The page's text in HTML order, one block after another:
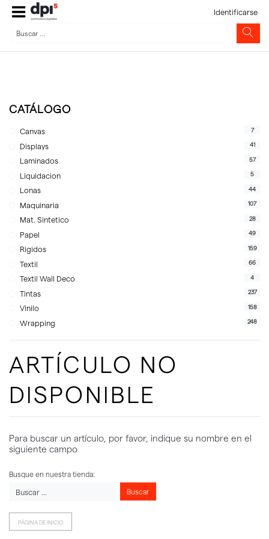
Identificarse
CATÁLOGO
Canvas 7
Displays 41
Laminados 57
Liquidacion 5
Lonas 44
Maquinaria 107
Mat. Sintetico 28
Papel 49
Rigidos 159
Textil 66
Textil Wall Deco 4
Tintas 237
Vinilo 158
Wrapping 248
ARTÍCULO NO
DISPONIBLE
Para buscar un artículo, por favor, indique su nombre en el
siguiente campo
Busque en nuestra tienda:
Buscar
PÁGINA DE INICIO